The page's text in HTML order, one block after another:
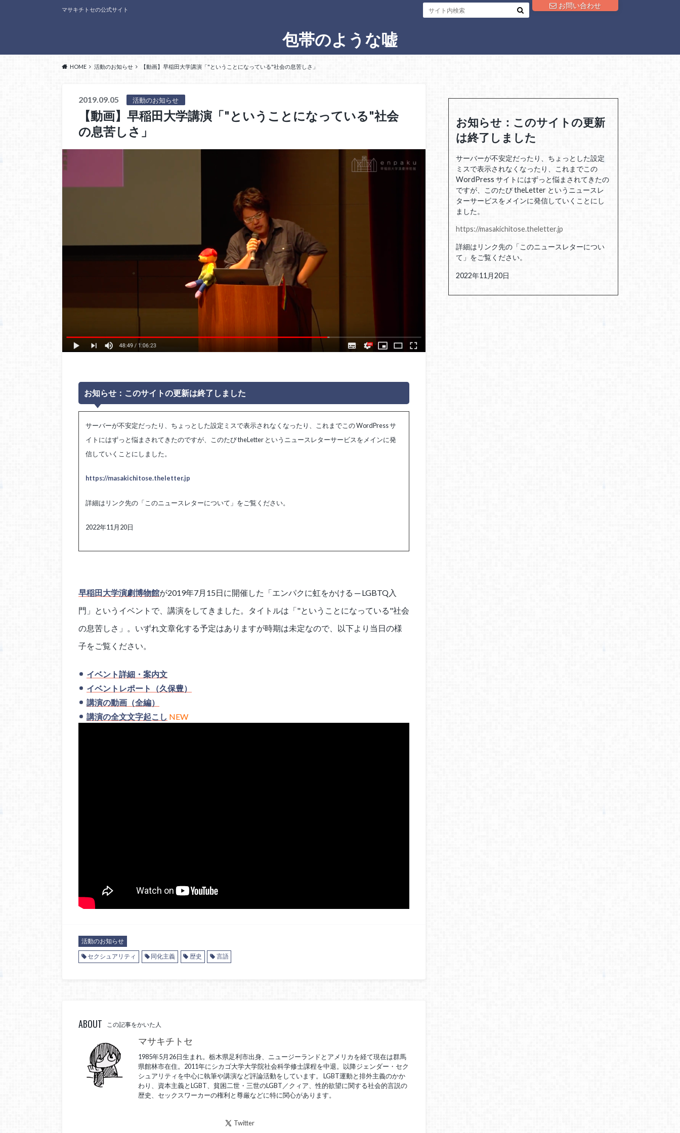
包帯のような嘘
マサキチトセの公式サイト お問い合わせ
HOME 活動のお知らせ 【動画】早稲田大学講演「"ということになっている"社会の息苦しさ」
2019.09.05 活動のお知らせ
【動画】早稲田大学講演「"ということになっている"社会
の息苦しさ」
お知らせ：このサイトの更新は終了しました
サーバーが不安定だったり、ちょっとした設定ミスで表示されなくなったり、これまでこの WordPress サ
イトにはずっと悩まされてきたのですが、このたび theLetter というニュースレターサービスをメインに発
信していくことにしました。
https://masakichitose.theletter.jp
詳細はリンク先の「このニュースレターについて」をご覧ください。
2022年11月20日
早稲田大学演劇博物館が2019年7月15日に開催した「エンパクに虹をかける ─ LGBTQ入
門」というイベントで、講演をしてきました。タイトルは「"ということになっている"社会
の息苦しさ」。いずれ文章化する予定はありますが時期は未定なので、以下より当日の様
子をご覧ください。
イベント詳細・案内文
イベントレポート（久保豊）
講演の動画（全編）
講演の全文文字起こし NEW
活動のお知らせ
セクシュアリティ
同化主義 歴史 言語
ABOUT この記事をかいた人
マサキチトセ
1985年5月26日生まれ。栃木県足利市出身、ニュージーランドとアメリカを経て現在は群馬
県館林市在住。2011年にシカゴ大学大学院社会科学修士課程を中退。以降ジェンダー・セク
シュアリティを中心に執筆や講演など評論活動をしています。 LGBT運動と排外主義のかか
わり、資本主義とLGBT、貧困二世・三世のLGBT／クィア、性的欲望に関する社会的言説の
歴史、セックスワーカーの権利と尊厳などに特に関心があります。
Twitter
お知らせ：このサイトの更新
は終了しました
サーバーが不安定だったり、ちょっとした設定
ミスで表示されなくなったり、これまでこの
WordPress サイトにはずっと悩まされてきたの
ですが、このたび theLetter というニュースレ
ターサービスをメインに発信していくことにし
ました。
https://masakichitose.theletter.jp
詳細はリンク先の「このニュースレターについ
て」をご覧ください。
2022年11月20日